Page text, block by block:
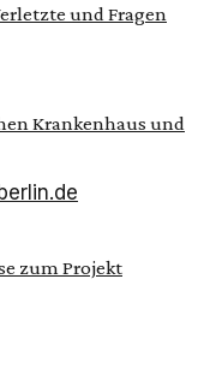
und Fragen
Krankenhaus und
zum Projekt